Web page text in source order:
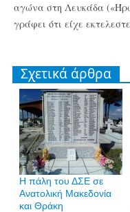
αγώνα στη Λευκάδα
γράφει ότι είχε
Σχετικά άρθρα
Η πάλη του ΔΣΕ σε
Ανατολική Μακεδονία
και Θράκη